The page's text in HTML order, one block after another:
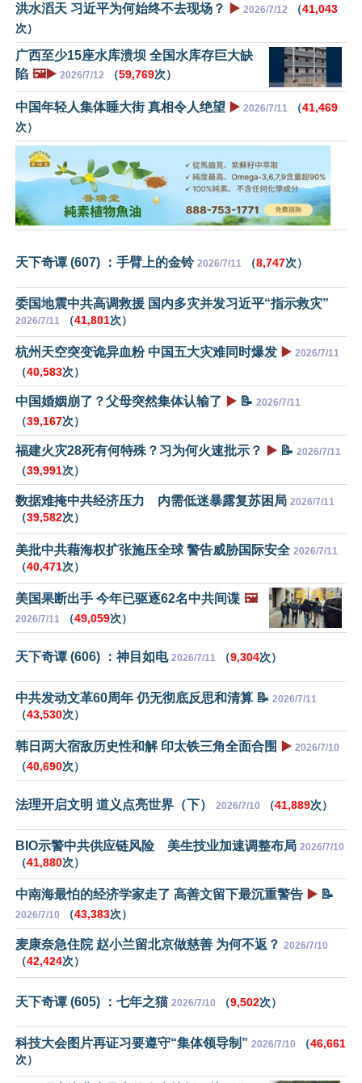
洪水滔天 习近平为何始终不去现场？ ▶️ 2026/7/12 （41,043
次）
广西至少15座水库溃坝 全国水库存巨大缺
陷 🖼️▶️ 2026/7/12 （59,769次）
中国年轻人集体睡大街 真相令人绝望 ▶️ 2026/7/11 （41,469
次）
天下奇谭 (607) ：手臂上的金铃 2026/7/11 （8,747次）
委国地震中共高调救援 国内多灾并发习近平“指示救灾”
2026/7/11 （41,801次）
杭州天空突变诡异血粉 中国五大灾难同时爆发 ▶️ 2026/7/11
（40,583次）
中国婚姻崩了？父母突然集体认输了 ▶️ 📝 2026/7/11
（39,167次）
福建火灾28死有何特殊？习为何火速批示？ ▶️ 📝 2026/7/11
（39,991次）
数据难掩中共经济压力 内需低迷暴露复苏困局 2026/7/11
（39,582次）
美批中共藉海权扩张施压全球 警告威胁国际安全 2026/7/11
（40,471次）
美国果断出手 今年已驱逐62名中共间谍 🖼️
2026/7/11 （49,059次）
天下奇谭 (606) ：神目如电 2026/7/11 （9,304次）
中共发动文革60周年 仍无彻底反思和清算 📝 2026/7/11
（43,530次）
韩日两大宿敌历史性和解 印太铁三角全面合围 ▶️ 2026/7/10
（40,690次）
法理开启文明 道义点亮世界（下） 2026/7/10 （41,889次）
BIO示警中共供应链风险 美生技业加速调整布局 2026/7/10
（41,880次）
中南海最怕的经济学家走了 高善文留下最沉重警告 ▶️ 📝
2026/7/10 （43,383次）
麦康奈急住院 赵小兰留北京做慈善 为何不返？ 2026/7/10
（42,424次）
天下奇谭 (605) ：七年之猫 2026/7/10 （9,502次）
科技大会图片再证习要遵守“集体领导制” 2026/7/10 （46,661
次）